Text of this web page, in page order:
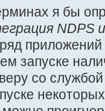
я бы
NDPS
запуске
со